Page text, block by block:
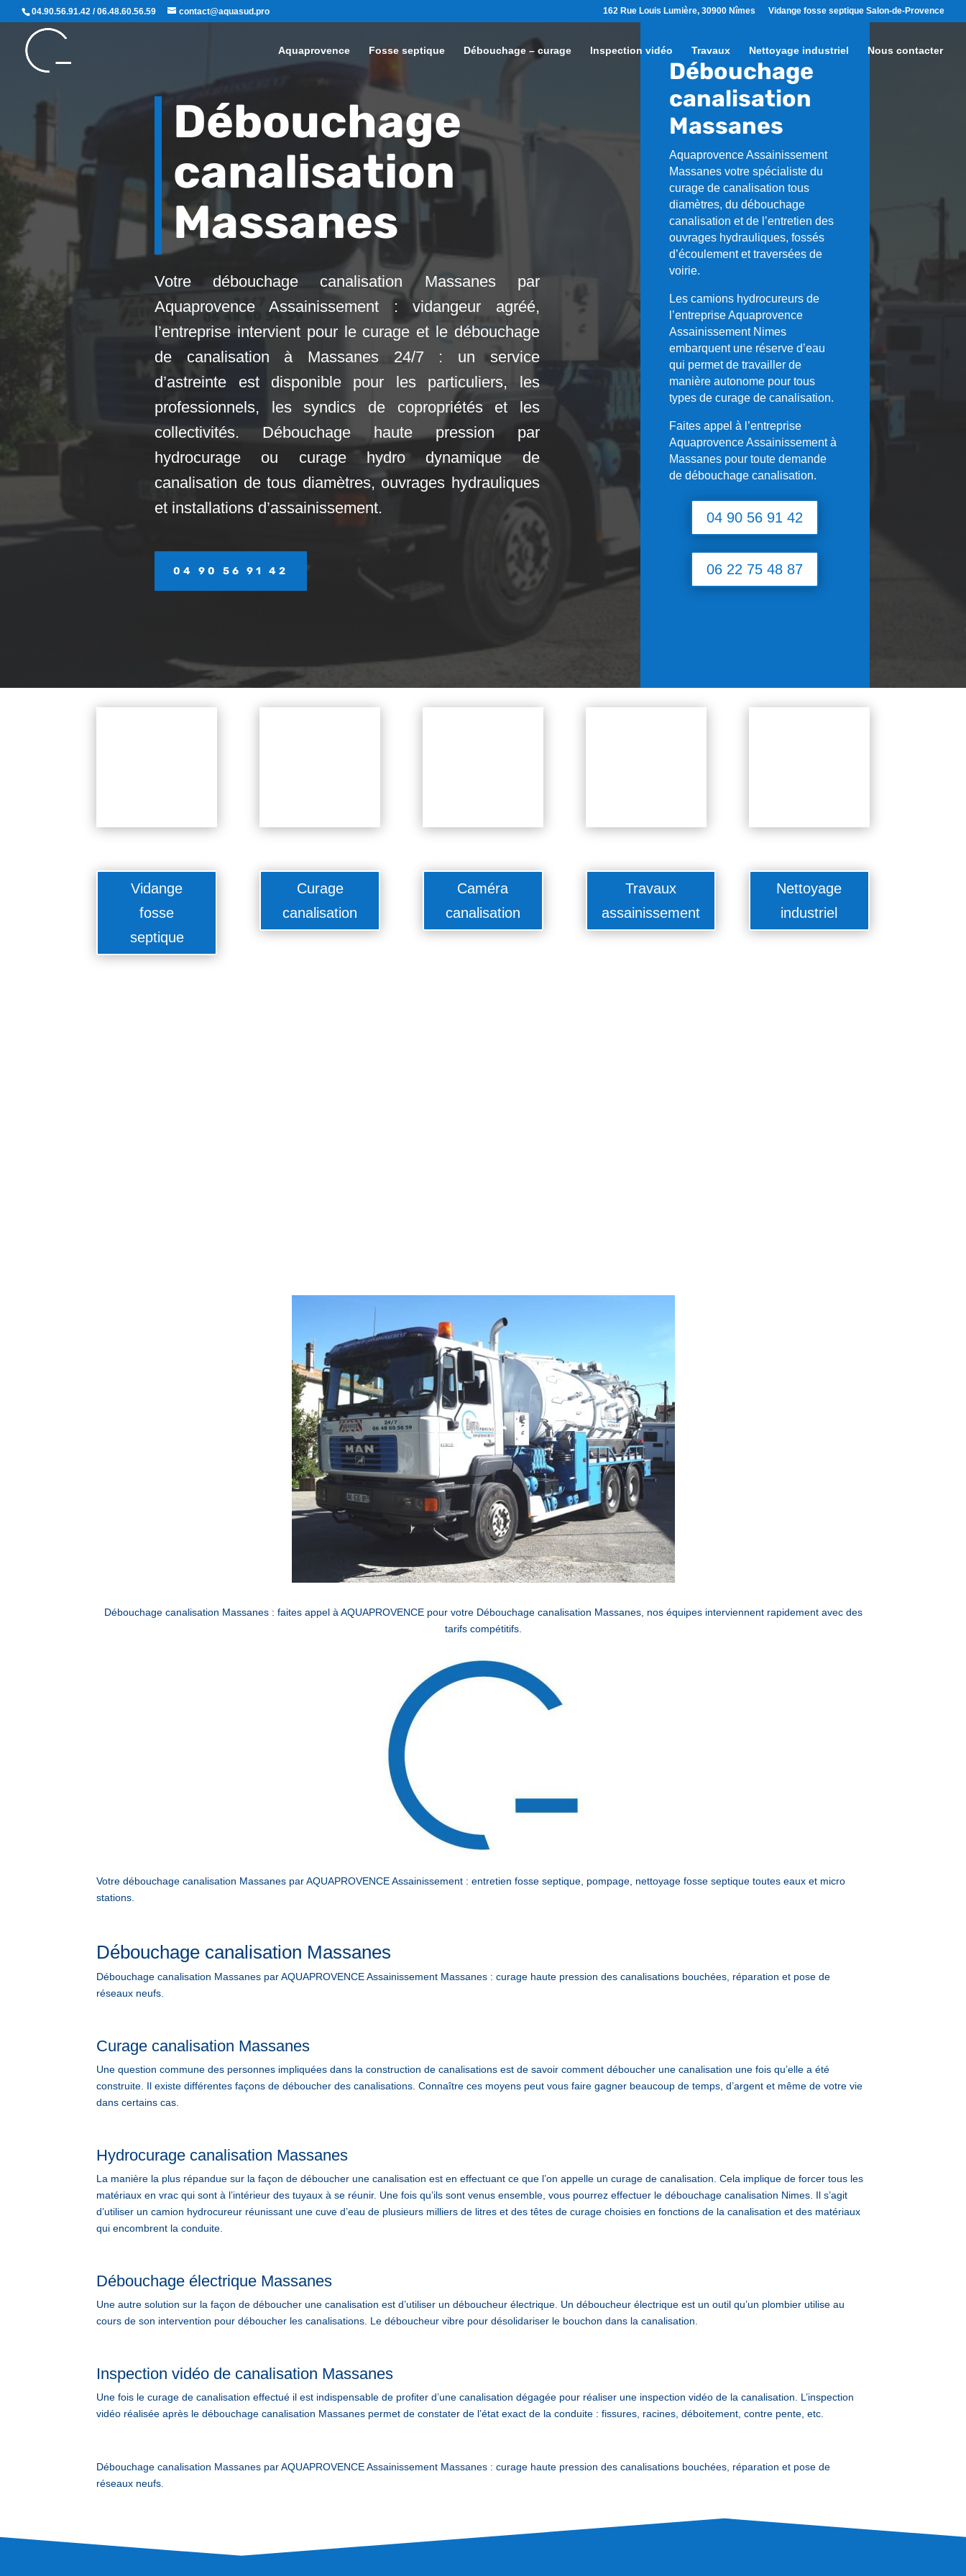
04.90.56.91.42 / 06.48.60.56.59 contact@aquasud.pro 162 Rue Louis Lumière, 30900 Nîmes Vidange fosse septique Salon-de-Provence
Aquaprovence Fosse septique Débouchage – curage Inspection vidéo Travaux Nettoyage industriel Nous contacter
Débouchage
canalisation
Massanes
Votre débouchage canalisation Massanes par
Aquaprovence Assainissement : vidangeur agréé,
l’entreprise intervient pour le curage et le débouchage
de canalisation à Massanes 24/7 : un service
d’astreinte est disponible pour les particuliers, les
professionnels, les syndics de copropriétés et les
collectivités. Débouchage haute pression par
hydrocurage ou curage hydro dynamique de
canalisation de tous diamètres, ouvrages hydrauliques
et installations d’assainissement.
04 90 56 91 42
Débouchage
canalisation
Massanes
Aquaprovence Assainissement
Massanesvotre spécialiste du
curage de canalisation tous
diamètres, du débouchage
canalisation et de l’entretien des
ouvrages hydrauliques, fossés
d’écoulement et traversées de
voirie.
Les camions hydrocureurs de
l’entreprise Aquaprovence
Assainissement Nimes
embarquent une réserve d’eau
qui permet de travailler de
manière autonome pour tous
types de curage de canalisation.
Faites appel à l’entreprise
Aquaprovence Assainissement à
Massanespour toute demande
de débouchage canalisation.
04 90 56 91 42
06 22 75 48 87
Vidange
fosse
septique
Curage
canalisation
Caméra
canalisation
Travaux
assainissement
Nettoyage
industriel
Débouchage canalisation Massanes : faites appel à AQUAPROVENCE pour votre Débouchage canalisation Massanes, nos équipes interviennent rapidement avec des
tarifs compétitifs.
Votre débouchage canalisation Massanes par AQUAPROVENCE Assainissement : entretien fosse septique, pompage, nettoyage fosse septique toutes eaux et micro
stations.
Débouchage canalisation Massanes
Débouchage canalisation Massanes par AQUAPROVENCE Assainissement Massanes : curage haute pression des canalisations bouchées, réparation et pose de
réseaux neufs.
Curage canalisation Massanes
Une question commune des personnes impliquées dans la construction de canalisations est de savoir comment déboucher une canalisation une fois qu’elle a été
construite. Il existe différentes façons de déboucher des canalisations. Connaître ces moyens peut vous faire gagner beaucoup de temps, d’argent et même de votre vie
dans certains cas.
Hydrocurage canalisation Massanes
La manière la plus répandue sur la façon de déboucher une canalisation est en effectuant ce que l’on appelle un curage de canalisation. Cela implique de forcer tous les
matériaux en vrac qui sont à l’intérieur des tuyaux à se réunir. Une fois qu’ils sont venus ensemble, vous pourrez effectuer le débouchage canalisation Nimes. Il s’agit
d’utiliser un camion hydrocureur réunissant une cuve d’eau de plusieurs milliers de litres et des têtes de curage choisies en fonctions de la canalisation et des matériaux
qui encombrent la conduite.
Débouchage électrique Massanes
Une autre solution sur la façon de déboucher une canalisation est d’utiliser un déboucheur électrique. Un déboucheur électrique est un outil qu’un plombier utilise au
cours de son intervention pour déboucher les canalisations. Le déboucheur vibre pour désolidariser le bouchon dans la canalisation.
Inspection vidéo de canalisation Massanes
Une fois le curage de canalisation effectué il est indispensable de profiter d’une canalisation dégagée pour réaliser une inspection vidéo de la canalisation. L’inspection
vidéo réalisée après le débouchage canalisation Massanes permet de constater de l’état exact de la conduite : fissures, racines, déboitement, contre pente, etc.
Débouchage canalisation Massanes par AQUAPROVENCE Assainissement Massanes : curage haute pression des canalisations bouchées, réparation et pose de
réseaux neufs.